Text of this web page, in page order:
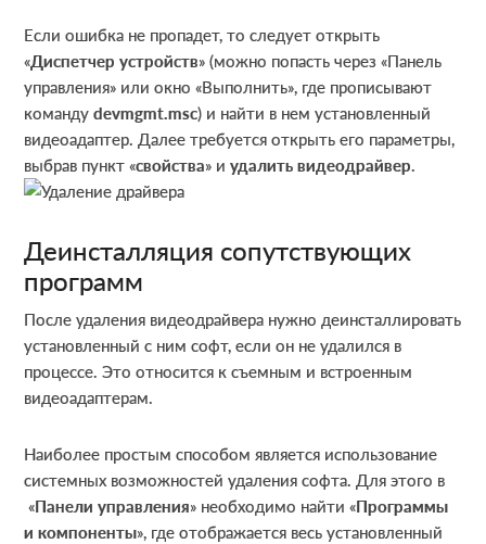
Если ошибка не пропадет, то следует открыть
«Диспетчер устройств» (можно попасть через «Панель
управления» или окно «Выполнить», где прописывают
командуdevmgmt.msc) и найти в нем установленный
видеоадаптер. Далее требуется открыть его параметры,
выбрав пункт «свойства» иудалить видеодрайвер.
Деинсталляция сопутствующих
программ
После удаления видеодрайвера нужно деинсталлировать
установленный с ним софт, если он не удалился в
процессе. Это относится к съемным и встроенным
видеоадаптерам.
Наиболее простым способом является использование
системных возможностей удаления софта. Для этого в
«Панели управления» необходимо найти «Программы
и компоненты», где отображается весь установленный